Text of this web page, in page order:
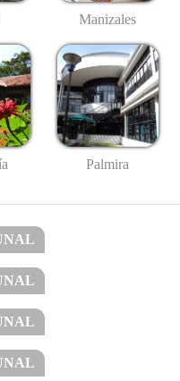
Manizales
Palmira